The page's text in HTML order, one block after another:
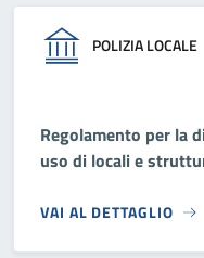
POLIZIA LOCALE
Regolamento per la
uso di locali e
VAI AL DETTAGLIO